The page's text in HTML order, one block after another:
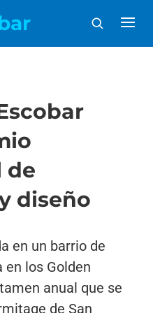
de
diseño
en un barrio de
los Golden
anual que se
de San